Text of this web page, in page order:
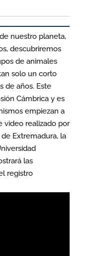
nuestro planeta,
descubriremos
de animales
solo un corto
de años. Este
Cámbrica y es
empiezan a
video realizado por
de Extremadura, la
las
registro